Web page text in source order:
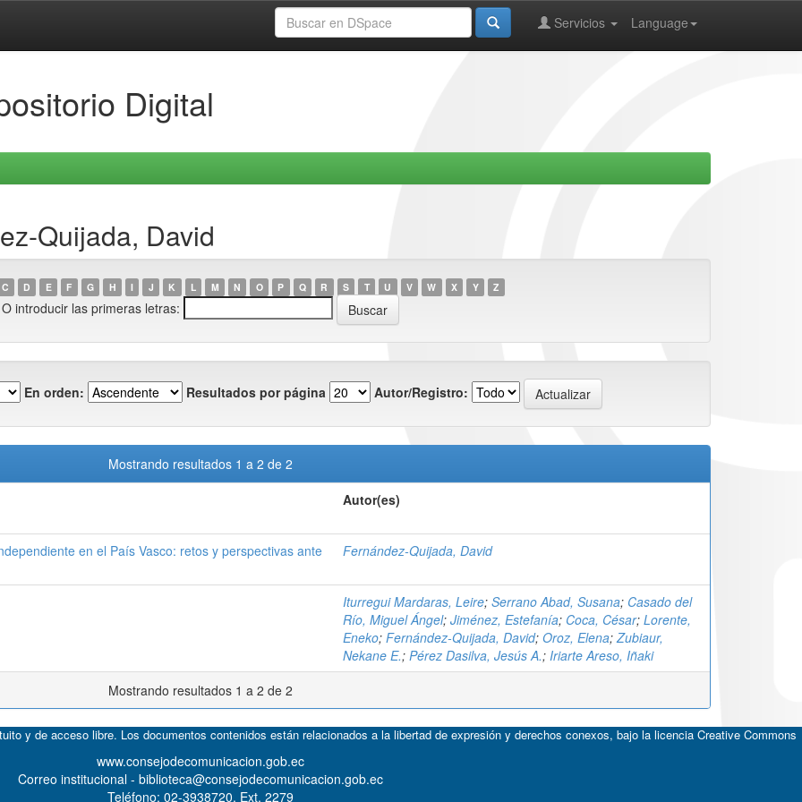
Language
Servicios
Digital
Quijada, David
C D E F G H I J K L M N O P Q R S T U V W X Y Z
O introducir las primeras letras:
En orden: Resultados por página Autor/Registro:
Mostrando resultados 1 a 2 de 2
Autor(es)
en el País Vasco: retos y perspectivas ante
Fernández-Quijada, David
Iturregui Mardaras, Leire; Serrano Abad, Susana; Casado del
Río, Miguel Ángel; Jiménez, Estefanía; Coca, César; Lorente,
Eneko; Fernández-Quijada, David; Oroz, Elena;Zubiaur,
Nekane E.; Pérez Dasilva, Jesús A.; Iriarte Areso, Iñaki
Mostrando resultados 1 a 2 de 2
y de acceso libre. Los documentos contenidos están relacionados a la libertad de expresión y derechos conexos, bajo la licencia Creative Commons
www.consejodecomunicacion.gob.ec
Correo institucional - biblioteca@consejodecomunicacion.gob.ec
Teléfono: 02-3938720, Ext. 2279